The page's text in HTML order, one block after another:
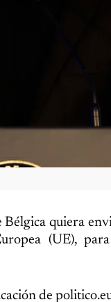
quiera
(UE),
de